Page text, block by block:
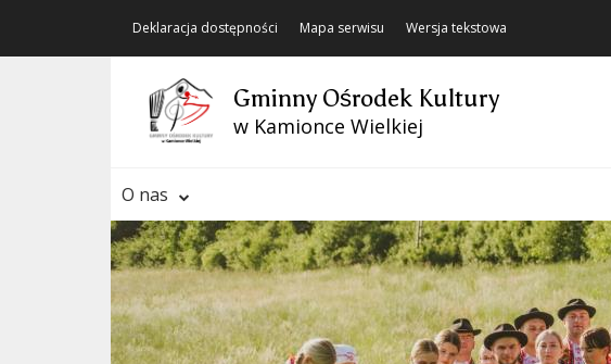
Deklaracja dostępności Mapa serwisu Wersja tekstowa
Gminny Ośrodek Kultury
w Kamionce Wielkiej
O nas